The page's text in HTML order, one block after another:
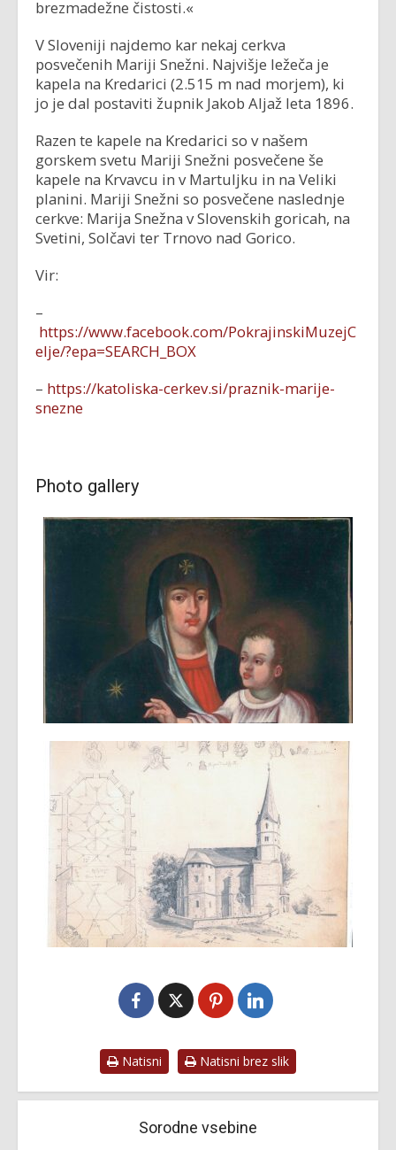
brezmadežne čistosti.«
V Sloveniji najdemo kar nekaj cerkva
posvečenih Mariji Snežni. Najvišje ležeča je
kapela na Kredarici (2.515 m nad morjem), ki
jo je dal postaviti župnik Jakob Aljaž leta 1896.
Razen te kapele na Kredarici so v našem
gorskem svetu Mariji Snežni posvečene še
kapele na Krvavcu in v Martuljku in na Veliki
planini. Mariji Snežni so posvečene naslednje
cerkve: Marija Snežna v Slovenskih goricah, na
Svetini, Solčavi ter Trnovo nad Gorico.
Vir:
–
https://www.facebook.com/PokrajinskiMuzejC
elje/?epa=SEARCH_BOX
– https://katoliska-cerkev.si/praznik-marije-
snezne
Photo gallery
Natisni Natisni brez slik
Sorodne vsebine